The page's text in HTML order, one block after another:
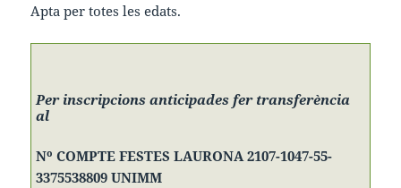
Apta per totes les edats.
Per inscripcions anticipades fer transferència
al
Nº COMPTE FESTES LAURONA 2107-1047-55-
3375538809 UNIMM